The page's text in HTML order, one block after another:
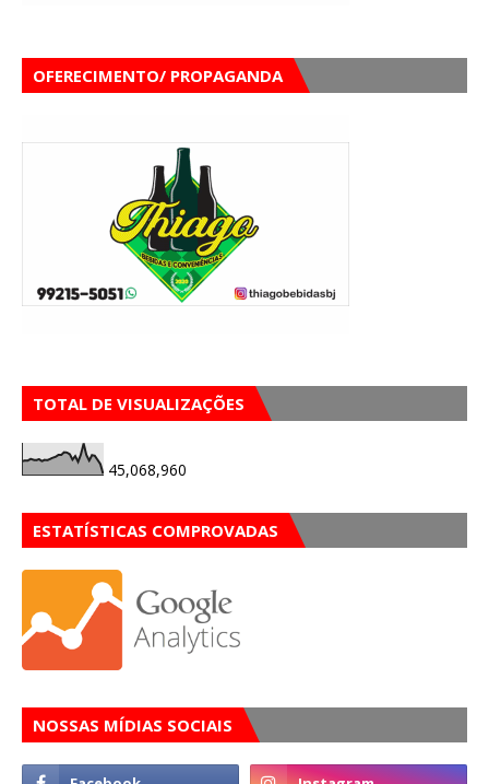
OFERECIMENTO/ PROPAGANDA
TOTAL DE VISUALIZAÇÕES
45,068,960
ESTATÍSTICAS COMPROVADAS
NOSSAS MÍDIAS SOCIAIS